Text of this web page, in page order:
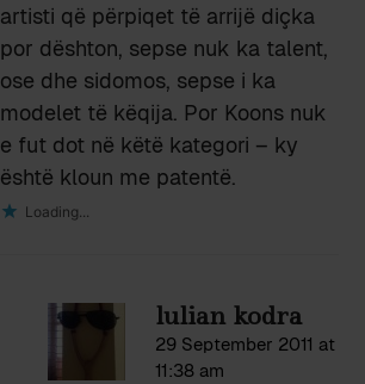
artisti që përpiqet të arrijë diçka
por dështon, sepse nuk ka talent,
ose dhe sidomos, sepse i ka
modelet të këqija. Por Koons nuk
e fut dot në këtë kategori – ky
është kloun me patentë.
Loading...
lulian kodra
29 September 2011 at
11:38 am